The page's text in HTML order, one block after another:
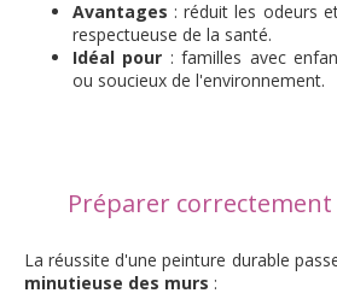
Avantages : réduit les odeurs
respectueuse de la santé.
Idéal pour : familles avec
ou soucieux de l'environnement.
Préparer correctement
La réussite d'une peinture durable
minutieuse des murs :